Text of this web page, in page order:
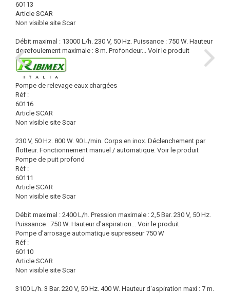
60113
Article SCAR
Non visible site Scar
Débit maximal : 13000 L/h. 230 V, 50 Hz. Puissance : 750 W. Hauteur
de refoulement maximale : 8 m. Profondeur... Voir le produit
Pompe de relevage eaux chargées
Réf :
60116
Article SCAR
Non visible site Scar
230 V, 50 Hz. 800 W. 90 L/min. Corps en inox. Déclenchement par
flotteur. Fonctionnement manuel / automatique. Voir le produit
Pompe de puit profond
Réf :
60111
Article SCAR
Non visible site Scar
Débit maximal : 2400 L/h. Pression maximale : 2,5 Bar. 230 V, 50 Hz.
Puissance : 750 W. Hauteur d'aspiration... Voir le produit
Pompe d'arrosage automatique supresseur 750 W
Réf :
60110
Article SCAR
Non visible site Scar
3100 L/h. 3 Bar. 220 V, 50 Hz. 400 W. Hauteur d'aspiration maxi : 7 m.